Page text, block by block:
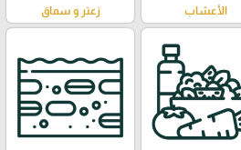
الأعشاب زعتر و سماق